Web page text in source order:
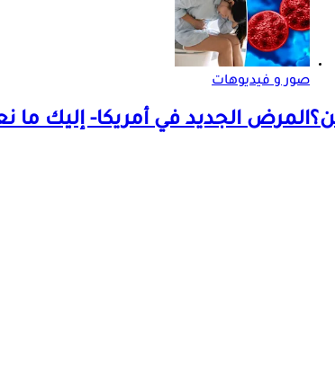
صور و فيديوهات
المرض الجديد في أمريكا- إليك ما